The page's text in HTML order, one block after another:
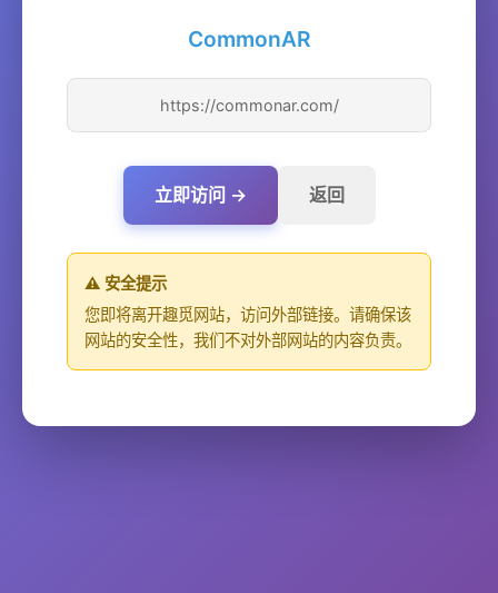
CommonAR
https://commonar.com/
立即访问 → 返回
⚠️ 安全提示
您即将离开趣觅网站，访问外部链接。请确保该
网站的安全性，我们不对外部网站的内容负责。